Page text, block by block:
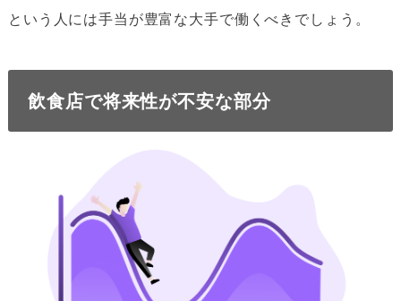
という人には手当が豊富な大手で働くべきでしょう。
飲食店で将来性が不安な部分